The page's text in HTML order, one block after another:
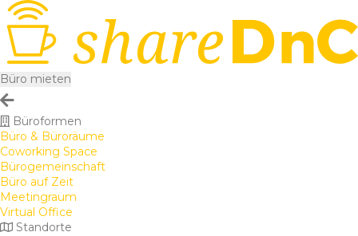
Büro mieten
Büroformen
Büro & Büroräume
Coworking Space
Bürogemeinschaft
Büro auf Zeit
Meetingraum
Virtual Office
Standorte